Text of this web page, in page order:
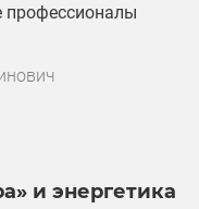
профессионалы
и энергетика